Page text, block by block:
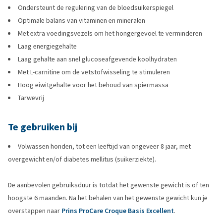
Ondersteunt de regulering van de bloedsuikerspiegel
Optimale balans van vitaminen en mineralen
Met extra voedingsvezels om het hongergevoel te verminderen
Laag energiegehalte
Laag gehalte aan snel glucoseafgevende koolhydraten
Met L-carnitine om de vetstofwisseling te stimuleren
Hoog eiwitgehalte voor het behoud van spiermassa
Tarwevrij
Te gebruiken bij
Volwassen honden, tot een leeftijd van ongeveer 8 jaar, met
overgewicht en/of diabetes mellitus (suikerziekte).
De aanbevolen gebruiksduur is totdat het gewenste gewicht is of ten
hoogste 6 maanden. Na het behalen van het gewenste gewicht kun je
overstappen naar Prins ProCare Croque Basis Excellent.